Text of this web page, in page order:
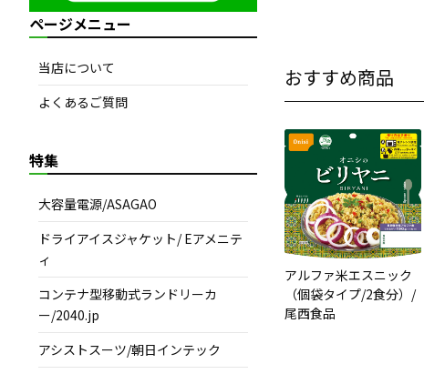
おすすめ商品
アルファ米エスニック
（個袋タイプ/2食分）/
尾西食品
ページメニュー
当店について
よくあるご質問
特集
大容量電源/ASAGAO
ドライアイスジャケット/ Eアメニテ
ィ
コンテナ型移動式ランドリーカ
ー/2040.jp
アシストスーツ/朝日インテック